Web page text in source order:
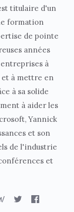
titulaire d'un
formation
de pointe
années
à
et à mettre en
à sa solide
à aider les
Yannick
et son
de l'industrie
et